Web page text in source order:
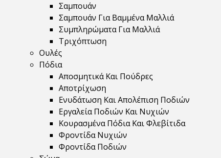
Σαμπουάν
Σαμπουάν Για Βαμμένα Μαλλιά
Συμπληρώματα Για Μαλλιά
Τριχόπτωση
Ουλές
Πόδια
Αποσμητικά Και Πούδρες
Αποτρίχωση
Ενυδάτωση Και Απολέπιση Ποδιών
Εργαλεία Ποδιών Και Νυχιών
Κουρασμένα Πόδια Και Φλεβίτιδα
Φροντίδα Νυχιών
Φροντίδα Ποδιών